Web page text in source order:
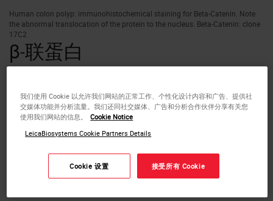
Human colon polyp: immunohistochemical staining for Beta-Catenin. Note
the abnormal translocation of the protein to the nucleus. Beta-Catenin: clone
17C2
β-联蛋白
的高度保守尾部结合。β-连环蛋白是粘附连接的一个组成部
分，这是一种支持钙依赖性细胞与细胞接触的多蛋白复合
物，其本身对粘附、信号传递和肌动蛋白细胞骨架的锚定至
关重要。β-连环蛋白的作用是作为wnt信号传导途径的转录
的最佳方法。这种异常表达在人类肿瘤发生中观察到，特别
是在结直肠癌中。
我们使用 Cookie 以允许我们网站的正常工作、个性化设计内容和广告、提供社
交媒体功能并分析流量。我们还同社交媒体、广告和分析合作伙伴分享有关您
使用我们网站的信息。
Cookie Notice
LeicaBiosystems Cookie Partners Details
Cookie 设置 接受所有 Cookie